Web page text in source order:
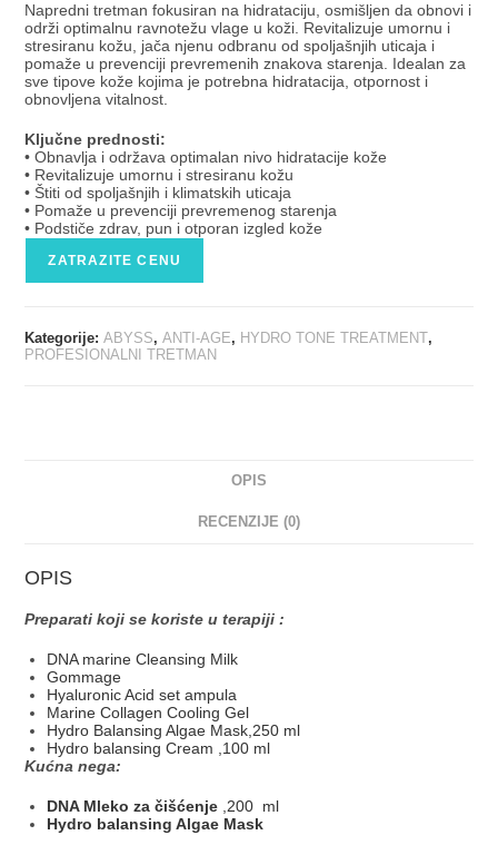
Napredni tretman fokusiran na hidrataciju, osmišljen da obnovi i
održi optimalnu ravnotežu vlage u koži. Revitalizuje umornu i
stresiranu kožu, jača njenu odbranu od spoljašnjih uticaja i
pomaže u prevenciji prevremenih znakova starenja. Idealan za
sve tipove kože kojima je potrebna hidratacija, otpornost i
obnovljena vitalnost.
Ključne prednosti:
• Obnavlja i održava optimalan nivo hidratacije kože
• Revitalizuje umornu i stresiranu kožu
• Štiti od spoljašnjih i klimatskih uticaja
• Pomaže u prevenciji prevremenog starenja
• Podstiče zdrav, pun i otporan izgled kože
ZATRAZITE CENU
Kategorije:ABYSS,ANTI-AGE, HYDRO TONE TREATMENT,
PROFESIONALNI TRETMAN
OPIS
RECENZIJE (0)
OPIS
Preparati koji se koriste u terapiji :
DNA marine Cleansing Milk
Gommage
Hyaluronic Acid set ampula
Marine Collagen Cooling Gel
Hydro Balansing Algae Mask,250 ml
Hydro balansing Cream ,100 ml
Kućna nega:
DNA Mleko za čišćenje ,200 ml
Hydro balansing Algae Mask